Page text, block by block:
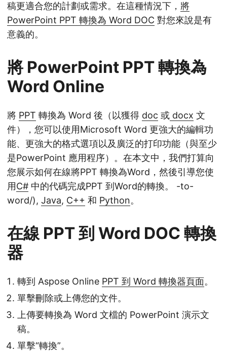
稿更適合您的計劃或需求。在這種情況下， 將
PowerPoint PPT 轉換為 Word DOC 對您來說是有
意義的。
將 PowerPoint PPT 轉換為
Word Online
將 PPT 轉換為 Word 後（以獲得 doc 或 docx 文
件），您可以使用Microsoft Word 更強大的編輯功
能、更強大的格式選項以及廣泛的打印功能（與至少
是PowerPoint 應用程序）。在本文中，我們打算向
您展示如何在線將PPT 轉換為Word，然後引導您使
用C# 中的代碼完成PPT 到Word的轉換。 -to-
word/), Java, C++ 和 Python。
在線 PPT 到 Word DOC 轉換
器
轉到 Aspose Online PPT 到 Word 轉換器頁面。
單擊刪除或上傳您的文件。
上傳要轉換為 Word 文檔的 PowerPoint 演示文
稿。
單擊“轉換”。